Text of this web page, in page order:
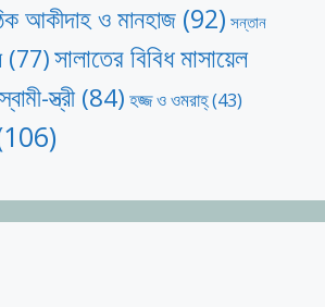
আকীদাহ ও মানহাজ (92) সন্তান
(77)সালাতের বিবিধ মাসায়েল
স্বামী-স্ত্রী(84) হজ্জ ও ওমরাহ্‌(43)